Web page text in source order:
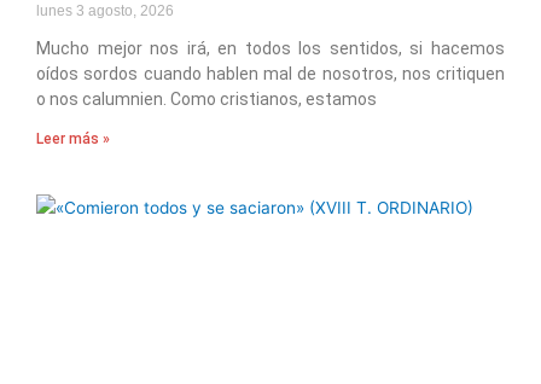
lunes 3 agosto, 2026
Mucho mejor nos irá, en todos los sentidos, si hacemos
oídos sordos cuando hablen mal de nosotros, nos critiquen
o nos calumnien. Como cristianos, estamos
Leer más »